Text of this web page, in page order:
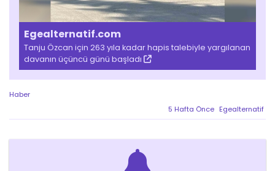
Egealternatif.com
Tanju Özcan için 263 yıla kadar hapis talebiyle yargılanan
davanın üçüncü günü başladı
Haber
5 Hafta Önce Egealternatif